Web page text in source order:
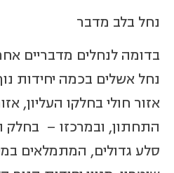
נחל בלב מדבר
בדומה לנחלים מדבריים
נחל אשלים בכמה יחידות
אזור חולי בחלקו העליון,
התחתון, ובמרכזו – בחלק
סלע גדולים, המתמלאים